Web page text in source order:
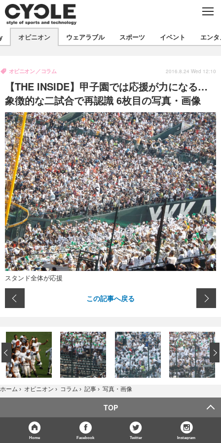
C
製品/用品
衣類
飲食
バックナンバー
コラム
インプレ
ボイス
デバイス
ビジネス
国内
海外
スポーツ
短信
まとめ
選手
写真
動画
イベント
試乗会
スポーツ
ツアー
文化
エンタメ
芸能
出版／映画
話題
ファッション
デザイン
写真
動画
ライフ
社会
政治
ハウツー
オピニオン ウェアラブル スポーツ イベント エンタ
【THE INSIDE】甲子園では応援が力になる…
象徴的な二試合で再認識 6枚目の写真・画像
オピニオン コラム 2016.8.24 Wed 12:10
スタンド全体が応援
この記事へ戻る
‹
ホーム › オピニオン › コラム › 記事 › 写真・画像
TOP
Home Facebook Twitter Instagram